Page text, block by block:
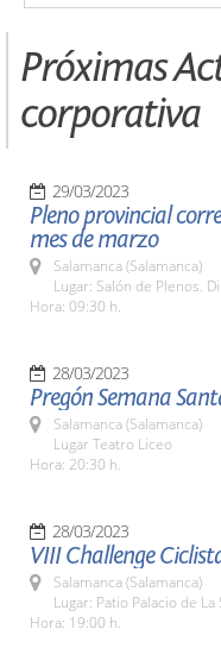
Próximas
corporativa
29/03/2023
Pleno provincial
mes de marzo
Salamanca (Salamanca)
Lugar: Salón de Plenos.
Hora: 09:30 h.
28/03/2023
Pregón Semana
Salamanca (Salamanca)
Lugar Teatro Liceo
Hora: 20:30 h.
28/03/2023
VIII Challenge
Salamanca (Salamanca)
Lugar: Patio Palacio de La
Hora: 19:00 h.